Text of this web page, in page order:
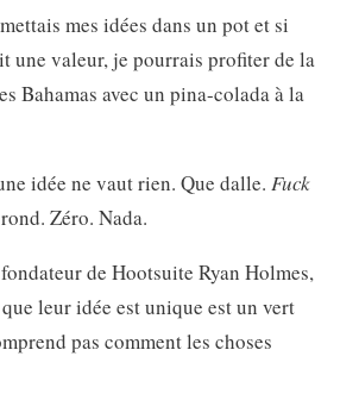
mes idées dans un pot et si
une valeur, je pourrais profiter de la
Bahamas avec un pina-colada à la
idée ne vaut rien. Que dalle. Fuck
Zéro. Nada.
de Hootsuite Ryan Holmes,
leur idée est unique est un vert
pas comment les choses